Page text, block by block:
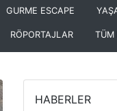
GURME ESCAPE
RÖPORTAJLAR TÜM
HABERLER